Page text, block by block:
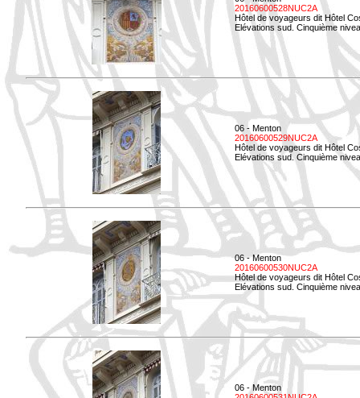
20160600528NUC2A
Hôtel de voyageurs dit Hôtel
Elévations sud. Cinquième
06 - Menton
20160600529NUC2A
Hôtel de voyageurs dit Hôtel
Elévations sud. Cinquième
06 - Menton
20160600530NUC2A
Hôtel de voyageurs dit Hôtel
Elévations sud. Cinquième
06 - Menton